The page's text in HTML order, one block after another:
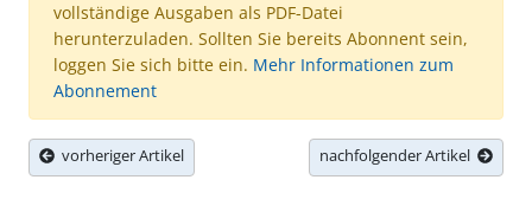
vollständige Ausgaben als PDF-Datei
herunterzuladen. Sollten Sie bereits Abonnent sein,
loggen Sie sich bitte ein. Mehr Informationen zum
Abonnement
vorheriger Artikel nachfolgender Artikel